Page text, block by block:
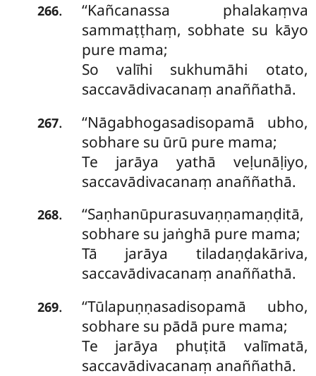
266.
‘‘Kañcanassa phalakaṃva
sammaṭṭhaṃ, sobhate su kāyo
pure mama;
So valīhi sukhumāhi otato,
saccavādivacanaṃ anaññathā.
267. ‘‘Nāgabhogasadisopamā ubho,
sobhare su ūrū pure mama;
Te jarāya yathā veḷunāḷiyo,
saccavādivacanaṃ anaññathā.
268.
‘‘Saṇhanūpurasuvaṇṇamaṇḍitā,
sobhare su jaṅghā pure mama;
Tā jarāya tiladaṇḍakāriva,
saccavādivacanaṃ anaññathā.
269.
‘‘Tūlapuṇṇasadisopamā ubho,
sobhare su pādā pure mama;
Te jarāya phuṭitā valīmatā,
saccavādivacanaṃ anaññathā.